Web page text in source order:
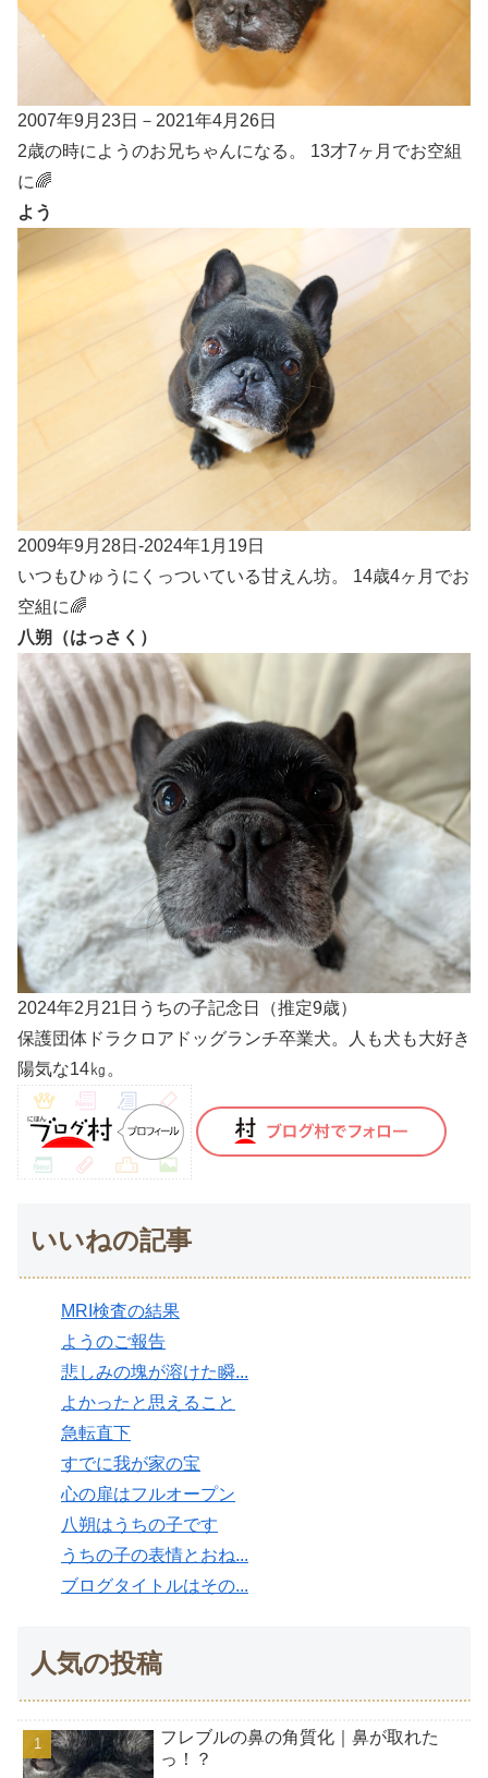
2007年9月23日－2021年4月26日
2歳の時にようのお兄ちゃんになる。 13才7ヶ月でお空組
に🌈
よう
2009年9月28日-2024年1月19日
いつもひゅうにくっついている甘えん坊。 14歳4ヶ月でお
空組に🌈
八朔（はっさく）
2024年2月21日うちの子記念日（推定9歳）
保護団体ドラクロアドッグランチ卒業犬。人も犬も大好き
陽気な14㎏。
いいねの記事
MRI検査の結果
ようのご報告
悲しみの塊が溶けた瞬...
よかったと思えること
急転直下
すでに我が家の宝
心の扉はフルオープン
八朔はうちの子です
うちの子の表情とおね...
ブログタイトルはその...
人気の投稿
フレブルの鼻の角質化｜鼻が取れた
っ！？